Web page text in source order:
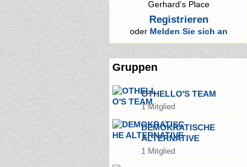
Gerhard's Place
Registrieren
oder Melden Sie sich an
Gruppen
OTHELLO'S TEAM
1 Mitglied
DEMOKRATISCHE
ALTERNATIVE
1 Mitglied